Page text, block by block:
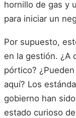
hornillo de gas y
para iniciar un
Por supuesto,
en la gestión. ¿A
pórtico?
aquí? Los
gobierno han
estado curioso